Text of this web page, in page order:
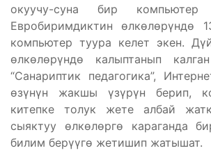
окуучу-суна бир компьютер
Евробиримдиктин өлкөлөрүндө
компьютер туура келет экен.
өлкөлөрүндө калыптанып
“Санариптик педагогика”,
өзүнүн жакшы үзүрүн берип,
китепке толук жете албай
сыяктуу өлкөлөргө караганда
билим берүүгө жетишип жатышат.